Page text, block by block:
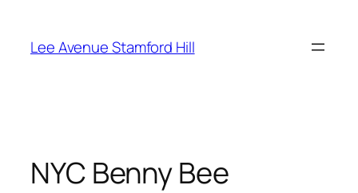
content
Lee Avenue Stamford Hill
NYC Benny Bee